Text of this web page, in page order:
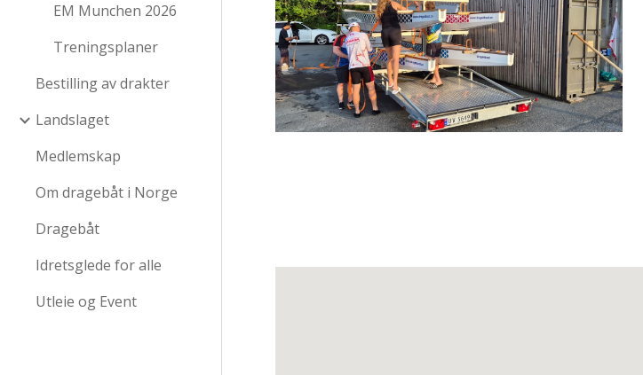
EM Munchen 2026
Treningsplaner
Bestilling av drakter
Landslaget
Medlemskap
Om dragebåt i Norge
Dragebåt
Idretsglede for alle
Utleie og Event